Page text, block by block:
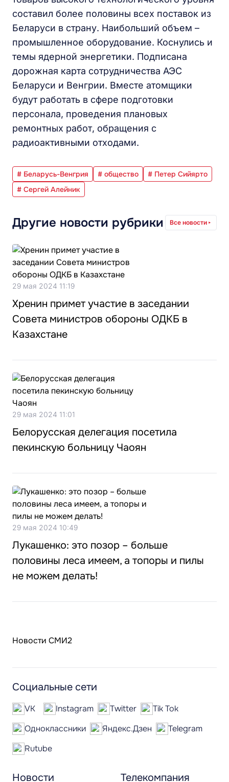
составил более половины всех поставок из
Беларуси в страну. Наибольший объем –
промышленное оборудование. Коснулись и
темы ядерной энергетики. Подписана
дорожная карта сотрудничества АЭС
Беларуси и Венгрии. Вместе атомщики
будут работать в сфере подготовки
персонала, проведения плановых
ремонтных работ, обращения с
радиоактивными отходами.
# Беларусь-Венгрия # общество
# Петер Сийярто
# Сергей Алейник
Другие новости рубрики Все новости
29 мая 2024 11:19
Хренин примет участие в заседании
Совета министров обороны ОДКБ в
Казахстане
29 мая 2024 11:01
Белорусская делегация посетила
пекинскую больницу Чаоян
29 мая 2024 10:49
Лукашенко: это позор – больше
половины леса имеем, а топоры и пилы
не можем делать!
Новости СМИ2
Новости Телекомпания
Социальные сети
VK Instagram Twitter
Tik Tok
Одноклассники
Яндекс.Дзен
Telegram
Rutube